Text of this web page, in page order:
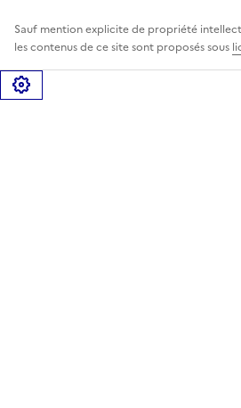
Sauf mention explicite de propriété
les contenus de ce site sont proposés sous
Gérer les cookies